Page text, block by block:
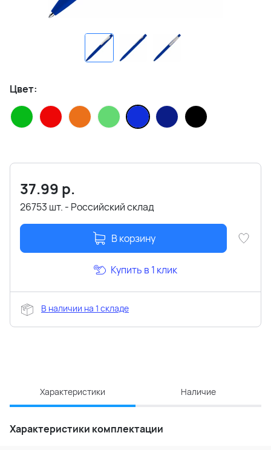
Цвет:
37.99 р.
26753 шт. - Российский склад
В корзину
Купить в 1 клик
В наличии на 1 складе
Характеристики Наличие
Характеристики комплектации